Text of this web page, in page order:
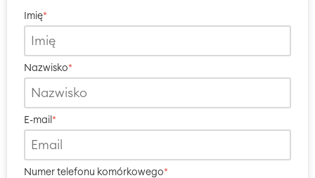
Imię*
Nazwisko*
E-mail *
Numer telefonu komórkowego*